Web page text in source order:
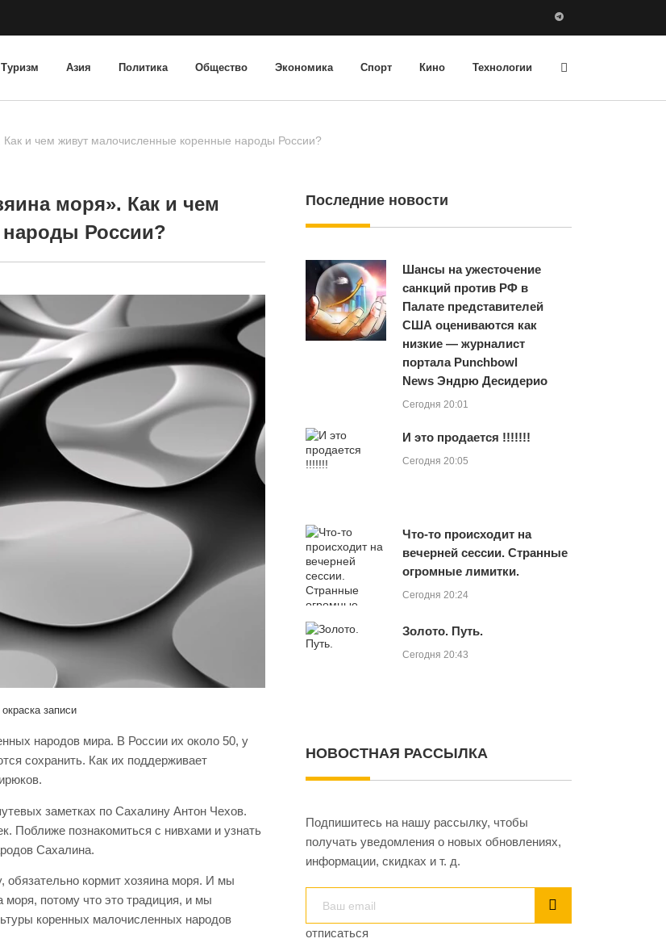
Туризм Азия Политика Общество Экономика Спорт Кино Технологии
и чем живут малочисленные коренные народы России?
моря». Как и чем
России?
записи
народов мира. В России их около 50, у
сохранить. Как их поддерживает
заметках по Сахалину Антон Чехов.
Поближе познакомиться с нивхами и узнать
Сахалина.
обязательно кормит хозяина моря. И мы
потому что это традиция, и мы
коренных малочисленных народов
Последние новости
Шансы на ужесточение
санкций против РФ в
Палате представителей
США оцениваются как
низкие — журналист
портала Punchbowl
News Эндрю Десидерио
Сегодня 20:01
И это продается !!!!!!!
Сегодня 20:05
Что-то происходит на
вечерней сессии. Странные
огромные лимитки.
Сегодня 20:24
Золото. Путь.
Сегодня 20:43
НОВОСТНАЯ РАССЫЛКА
Подпишитесь на нашу рассылку, чтобы
получать уведомления о новых обновлениях,
информации, скидках и т. д.
отписаться